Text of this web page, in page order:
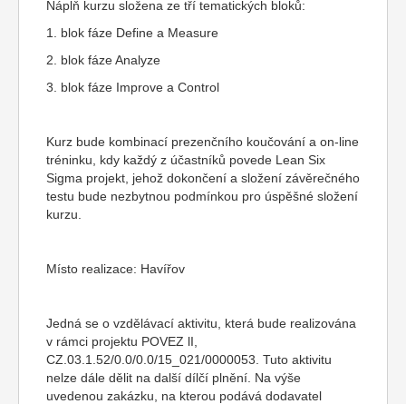
Náplň kurzu složena ze tří tematických bloků:
1. blok fáze Define a Measure
2. blok fáze Analyze
3. blok fáze Improve a Control
Kurz bude kombinací prezenčního koučování a on-line
tréninku, kdy každý z účastníků povede Lean Six
Sigma projekt, jehož dokončení a složení závěrečného
testu bude nezbytnou podmínkou pro úspěšné složení
kurzu.
Místo realizace: Havířov
Jedná se o vzdělávací aktivitu, která bude realizována
v rámci projektu POVEZ lI,
CZ.03.1.52/0.0/0.0/15_021/0000053. Tuto aktivitu
nelze dále dělit na další dílčí plnění. Na výše
uvedenou zakázku, na kterou podává dodavatel